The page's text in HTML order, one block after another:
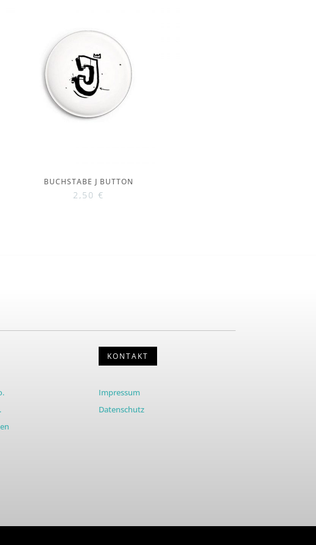
BUCHSTABE J BUTTON
2,50€
KONTAKT
Impressum
Datenschutz